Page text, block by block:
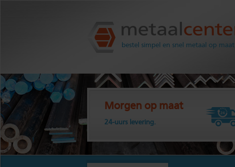
Metaalcenter.nl
bestel simpel en snel metaal op maat
Morgen op maat
24-uurs levering.